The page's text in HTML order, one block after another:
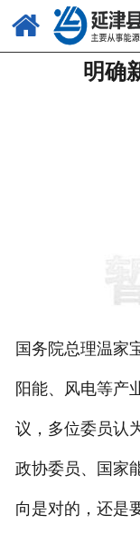
明确
国务院总理温家
阳能、风电等产
议，多位委员认
政协委员、国家
向是对的，还是